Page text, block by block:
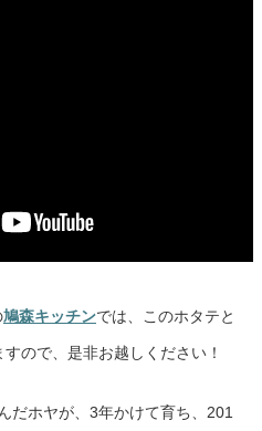
鳩森キッチンでは、このホタテと
ので、是非お越しください！
だホヤが、3年かけて育ち、201